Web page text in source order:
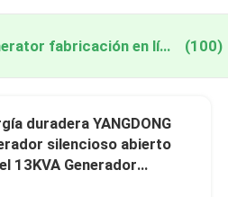
diesel electric generator fabricación en línea (100)
duradera YANGDONG
silencioso abierto
13KVA Generador